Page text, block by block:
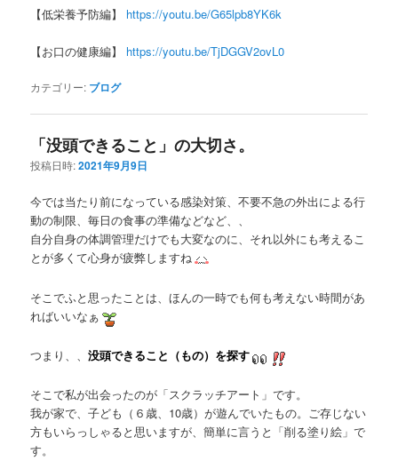
【低栄養予防編】 https://youtu.be/G65lpb8YK6k
【お口の健康編】 https://youtu.be/TjDGGV2ovL0
カテゴリー: ブログ
「没頭できること」の大切さ。
投稿日時:2021年9月9日
今では当たり前になっている感染対策、不要不急の外出による行
動の制限、毎日の食事の準備などなど、、
自分自身の体調管理だけでも大変なのに、それ以外にも考えるこ
とが多くて心身が疲弊しますね
そこでふと思ったことは、ほんの一時でも何も考えない時間があ
ればいいなぁ
つまり、、没頭できること（もの）を探す
そこで私が出会ったのが「スクラッチアート」です。
我が家で、子ども（６歳、10歳）が遊んでいたもの。ご存じない
方もいらっしゃると思いますが、簡単に言うと「削る塗り絵」で
す。